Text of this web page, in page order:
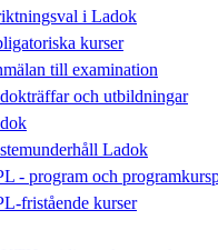
i Ladok
kurser
till examination
och utbildningar
Ladok
- program och
fristående kurser